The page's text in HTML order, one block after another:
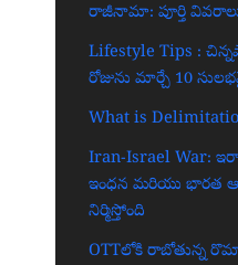
రాజీనామా: పూర్తి
Lifestyle Tips :
రోజును మార్చే 10
What is
Iran-Israel War:
ఇంధన మరియు భారత
నిర్మిస్తోంది
OTTలోకి రాబోతున్న